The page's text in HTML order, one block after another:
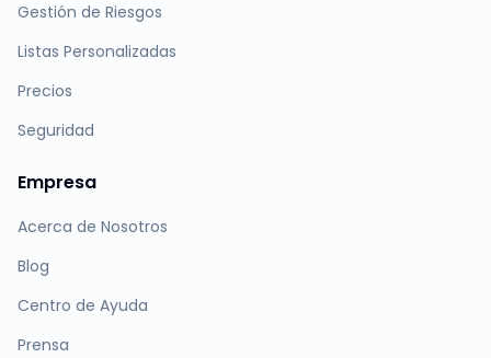
Gestión de Riesgos
Listas Personalizadas
Precios
Seguridad
Empresa
Acerca de Nosotros
Blog
Centro de Ayuda
Prensa